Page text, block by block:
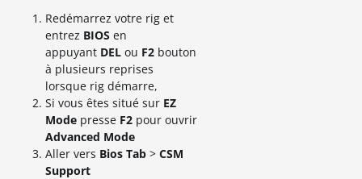
Redémarrez votre rig et
entrez BIOS en
appuyant DEL ou F2 bouton
à plusieurs reprises
lorsque rig démarre,
Si vous êtes situé sur EZ
Mode presse F2 pour ouvrir
Advanced Mode
Aller vers Bios Tab > CSM
Support